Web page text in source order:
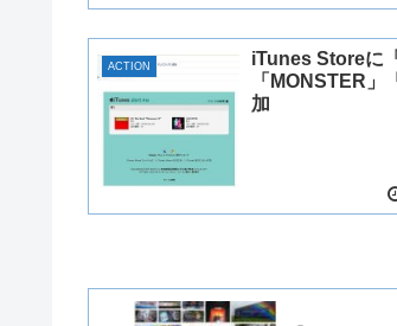
ACTION
iTunes Storeに
「MONSTER」
加